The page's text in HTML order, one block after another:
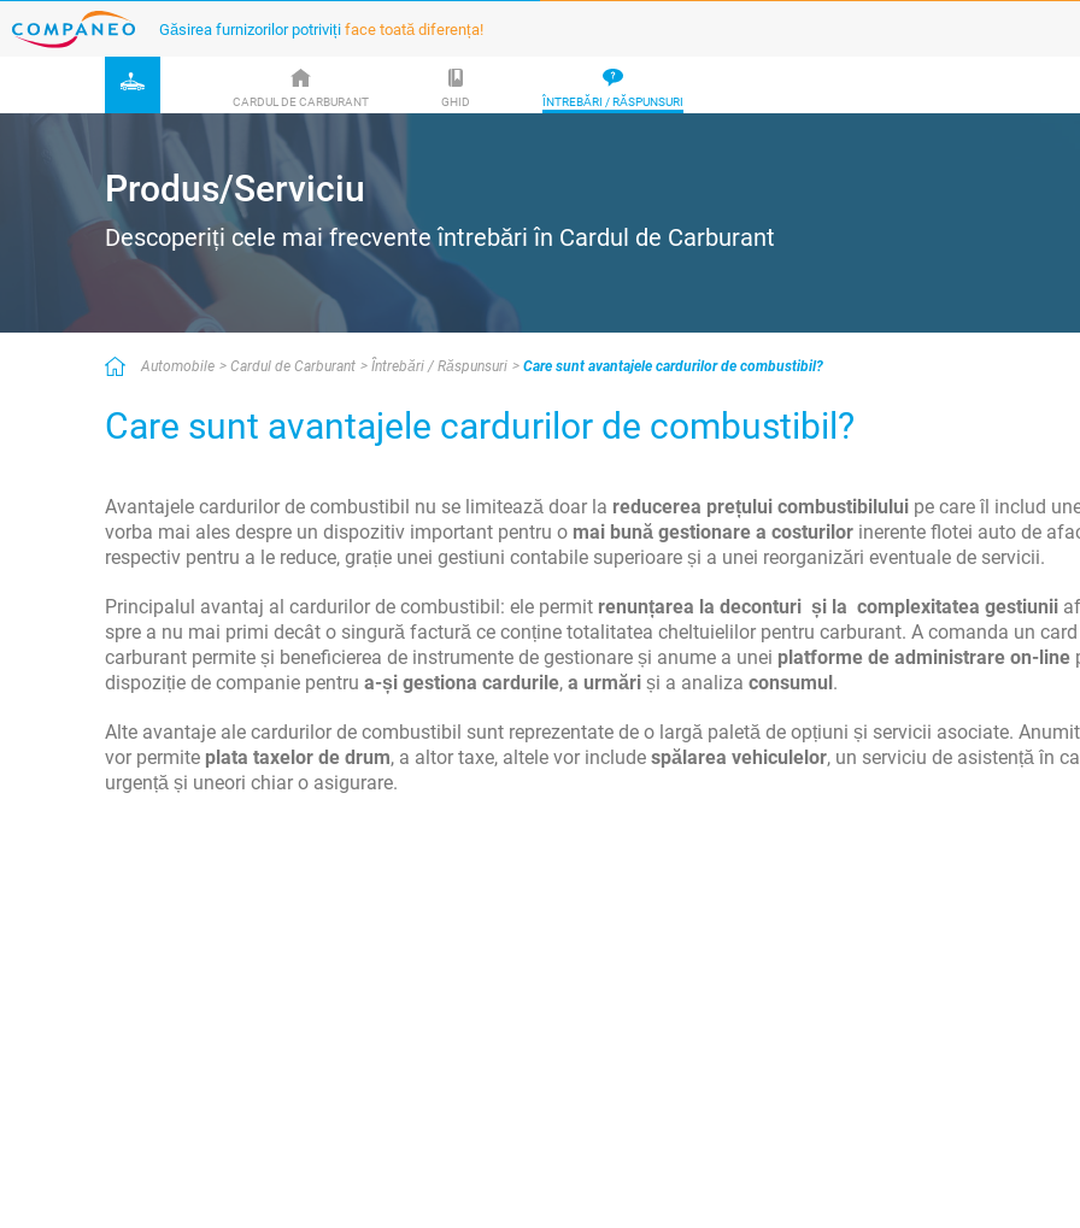
Găsirea furnizorilor potriviți face toată diferența!
CARDUL DE CARBURANT GHID ÎNTREBĂRI / RĂSPUNSURI
Produs/Serviciu
Descoperiți cele mai frecvente întrebări în Cardul de Carburant
Automobile Cardul de Carburant Întrebări / Răspunsuri Care sunt avantajele cardurilor de combustibil?
Care sunt avantajele cardurilor de combustibil?
Avantajele cardurilor de combustibil nu se limitează doar la reducerea prețului combustibilului pe care îl includ
vorba mai ales despre un dispozitiv important pentru o mai bună gestionare a costurilor inerente flotei auto de
respectiv pentru a le reduce, grație unei gestiuni contabile superioare și a unei reorganizări eventuale de servicii.
Principalul avantaj al cardurilor de combustibil: ele permit renunțarea la deconturi și la complexitatea gestiunii
spre a nu mai primi decât o singură factură ce conține totalitatea cheltuielilor pentru carburant. A comanda un
carburant permite și beneficierea de instrumente de gestionare și anume a unei platforme de administrare on-line
dispoziție de companie pentru a-și gestiona cardurile, a urmări și a analiza consumul.
Alte avantaje ale cardurilor de combustibil sunt reprezentate de o largă paletă de opțiuni și servicii asociate.
vor permite plata taxelor de drum, a altor taxe, altele vor include spălarea vehiculelor, un serviciu de asistență în
urgență și uneori chiar o asigurare.